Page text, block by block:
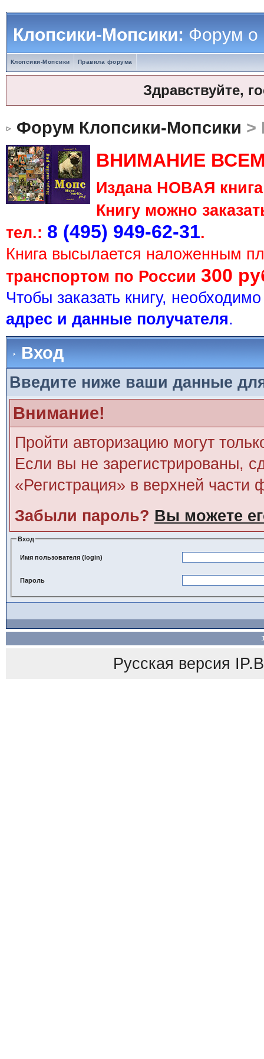
Клопсики-Мопсики:Форум о
Клопсики-Мопсики Правила форума
Здравствуйте,
Форум Клопсики-Мопсики >
ВНИМАНИЕ
Издана НОВАЯ
Книгу можно
тел.: 8 (495) 949-62-31.
Книга высылается наложенным
транспортом по России 300
Чтобы заказать книгу,
адрес и данные получателя.
Вход
Введите ниже ваши данные
Внимание!
Пройти авторизацию могут
Если вы не зарегистрированы,
«Регистрация» в верхней части
Забыли пароль? Вы можете
Вход
Имя пользователя (login)
Пароль
Русская версия